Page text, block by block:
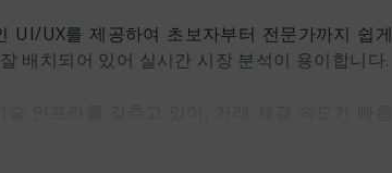
UI/UX를 제공하여 초보자부터 전문가까지 쉽게
배치되어 있어 실시간 시장 분석이 용이합니다.